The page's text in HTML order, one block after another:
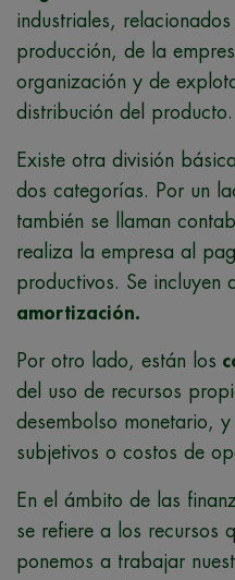
industriales,
producción, de la
organización y de
distribución del producto.
Existe otra división
dos categorías. Por un
también se llaman
realiza la empresa al
productivos. Se incluyen
amortización.
Por otro lado, están los
del uso de recursos
desembolso monetario,
subjetivos o costos de
En el ámbito de las
se refiere a los recursos
ponemos a trabajar